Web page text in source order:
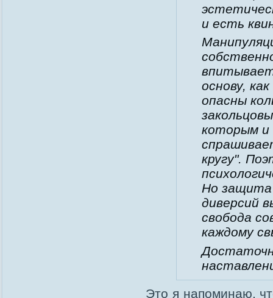
и есть
основу,
опасны
которым и
кругу".
Но защита
диверсий
свобода
каждому
Это я напоминаю,